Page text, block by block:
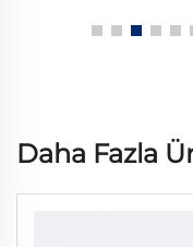
Daha Fazla